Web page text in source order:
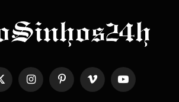
InstagramPinterestVimeo YouTube